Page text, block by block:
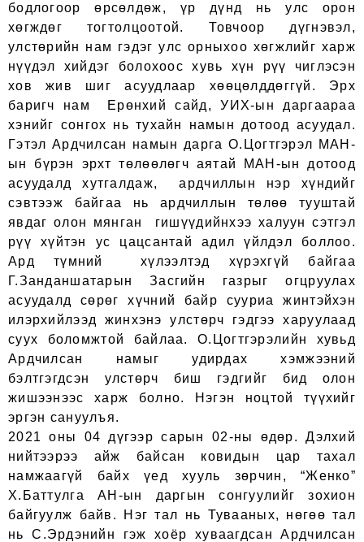
бодлогоор өрсөлдөж, үр дүнд нь улс орон
хөгждөг тогтолцоотой. Товчоор дүгнэвэл,
улстөрийн нам гэдэг улс орныхоо хөгжлийг харж
нүүдэл хийдэг болохоос хувь хүн рүү чиглэсэн
хов жив шиг асуудлаар хөөцөлддөггүй. Эрх
баригч нам Ерөнхий сайд, УИХ-ын даргаараа
хэнийг сонгох нь тухайн намын дотоод асуудал.
Гэтэл Ардчилсан намын дарга О.Цогтгэрэл МАН-
ын бүрэн эрхт төлөөлөгч аятай МАН-ын дотоод
асуудалд хутгалдаж, ардчиллын нэр хүндийг
сэвтээж байгаа нь ардчиллын төлөө тууштай
явдаг олон мянган гишүүдийнхээ халуун сэтгэл
рүү хүйтэн ус цацсантай адил үйлдэл боллоо.
Ард түмний хүлээлтэд хүрэхгүй байгаа
Г.Занданшатарын Засгийн газрыг огцруулах
асуудалд сөрөг хүчний байр сууриа жинтэйхэн
илэрхийлээд жинхэнэ улстөрч гэдгээ харуулаад
суух боломжтой байлаа. О.Цогтгэрэлийн хувьд
Ардчилсан намыг удирдах хэмжээний
бэлтгэгдсэн улстөрч биш гэдгийг бид олон
жишээнээс харж болно. Нэгэн ноцтой түүхийг
эргэн сануулъя.
2021 оны 04 дүгээр сарын 02-ны өдөр. Дэлхий
нийтээрээ айж байсан ковидын цар тахал
намжаагүй байх үед хууль зөрчин, “Женко”
Х.Баттулга АН-ын даргын сонгуулийг зохион
байгуулж байв. Нэг тал нь Тувааных, нөгөө тал
нь С.Эрдэнийн гэж хоёр хуваагдсан Ардчилсан